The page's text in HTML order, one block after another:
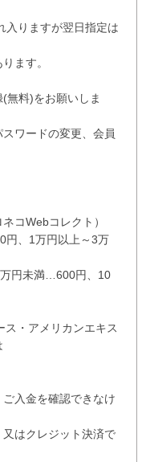
りますが翌日指定は
ます。
無料)をお願いしま
ワードの変更、会員
コWebコレクト）
、 1万円以上～3万
満…600円、 10
・アメリカンエキス
入金を確認できなけ
クレジット決済で